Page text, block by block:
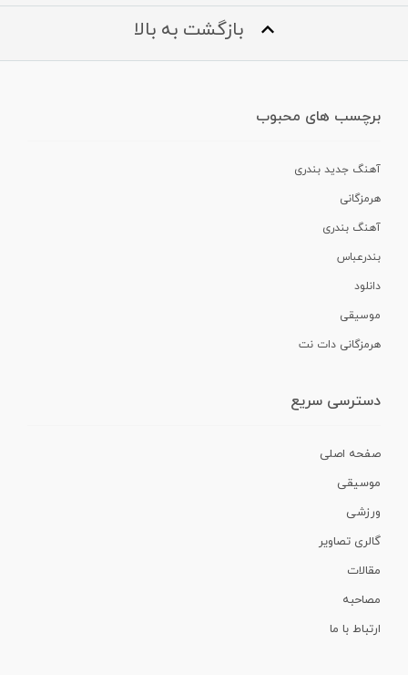
بازگشت به بالا
برچسب های محبوب
آهنگ جدید بندری
هرمزگانی
آهنگ بندری
بندرعباس
دانلود
موسیقی
هرمزگانی دات نت
دسترسی سریع
صفحه اصلی
موسیقی
ورزشی
گالری تصاویر
مقالات
مصاحبه
ارتباط با ما